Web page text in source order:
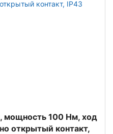
мощность 100 Нм, ход
открытый контакт,